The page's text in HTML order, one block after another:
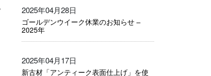
2025年04月28日
ゴールデンウイーク休業のお知らせ –
2025年
2025年04月17日
新古材「アンティーク表面仕上げ」を使